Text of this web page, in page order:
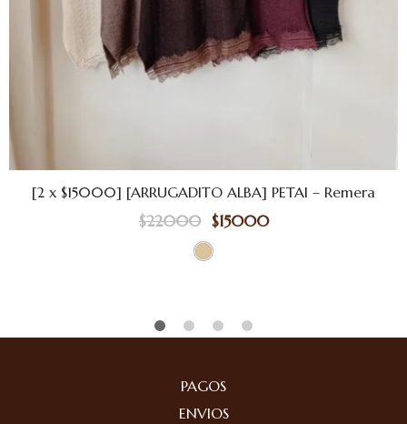
[2 x $15000] [ARRUGADITO ALBA] PETAI – Remera
$22000 $15000
PAGOS
ENVIOS